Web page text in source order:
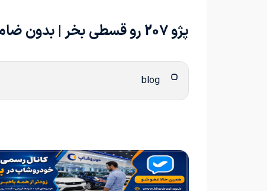
پژو 207 رو قسطی بخر | بدون ضامن، با پیش‌پرداخت منطقی و تحویل سریع